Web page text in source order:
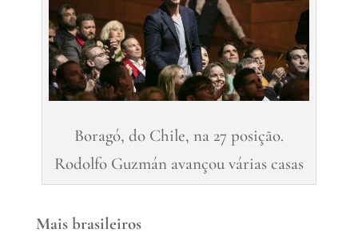
Boragó, do Chile, na 27 posição.
Rodolfo Guzmán avançou várias casas
Mais brasileiros